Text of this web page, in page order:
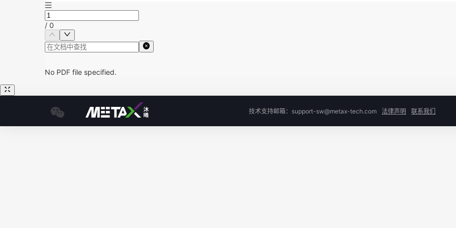
/ 0
No PDF file specified.
技术支持邮箱：support-sw@metax-tech.com 法律声明 联系我们